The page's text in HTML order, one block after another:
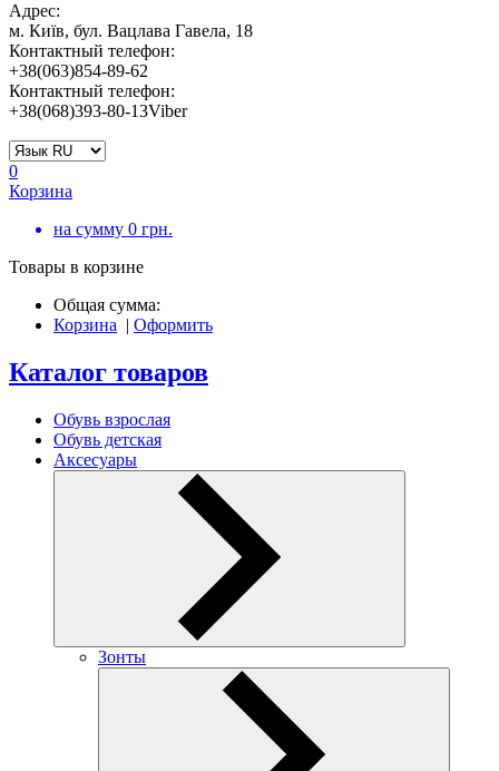
Адрес:
м. Київ, бул. Вацлава Гавела, 18
Контактный телефон:
+38(063)854-89-62
Контактный телефон:
+38(068)393-80-13Viber
0
Корзина
на сумму 0 грн.
Товары в корзине
Общая сумма:
Корзина | Оформить
Каталог товаров
Обувь взрослая
Обувь детская
Аксесуары
Зонты